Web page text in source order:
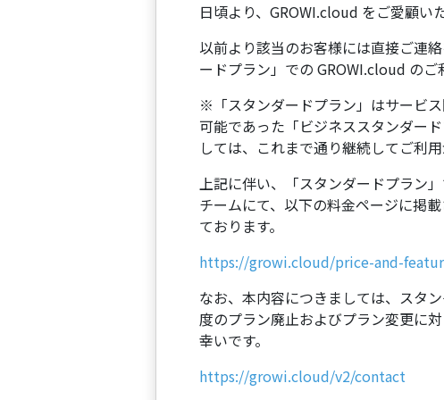
日頃より、GROWI.cloud をご愛顧い
以前より該当のお客様には直接ご連
ードプラン」での GROWI.cloud のご
※「スタンダードプラン」はサービ
可能であった「ビジネススタンダー
しては、これまで通り継続してご利
上記に伴い、「スタンダードプラン
チームにて、以下の料金ページに掲
ております。
https://growi.cloud/price-and-
なお、本内容につきましては、スタ
度のプラン廃止およびプラン変更に
幸いです。
https://growi.cloud/v2/contact